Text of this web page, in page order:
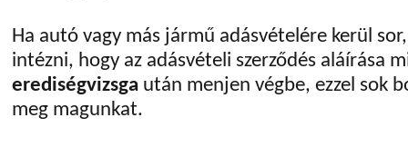
Ha autó vagy más jármű adásvételére kerül
intézni, hogy az adásvételi szerződés aláírása
erediségvizsga után menjen végbe, ezzel sok
meg magunkat.